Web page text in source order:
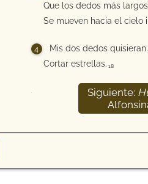
Que los dedos más
Se mueven hacia el cielo
Mis dos dedos quisieran
Cortar estrellas. 18
Siguiente: